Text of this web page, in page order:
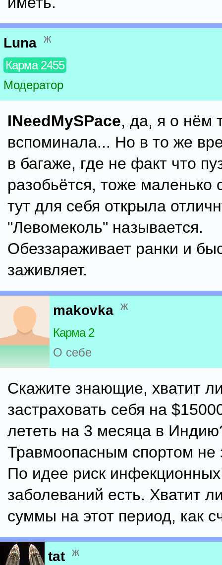
Luna ж
Карма 2455
Модератор
INeedMySPace, да, я о нём
вспоминала... Но в то же
в багаже, где не факт что
разобьётся, тоже маленько
тут для себя открыла
"Левомеколь" называется.
Обеззараживает ранки и
заживляет.
makovka ж
Карма 2
О себе
Скажите знающие, хватит
застраховать себя на
лететь на 3 месяца в
Травмоопасным спортом не
По идее риск инфекционных
заболеваний есть. Хватит
суммы на этот период, как
tat ж